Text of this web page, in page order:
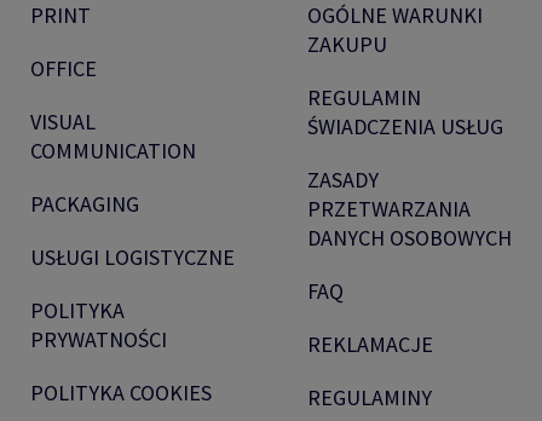
PRINT
OFFICE
VISUAL
COMMUNICATION
PACKAGING
USŁUGI LOGISTYCZNE
POLITYKA
PRYWATNOŚCI
POLITYKA COOKIES
OGÓLNE WARUNKI
ZAKUPU
REGULAMIN
ŚWIADCZENIA USŁUG
ZASADY
PRZETWARZANIA
DANYCH OSOBOWYCH
FAQ
REKLAMACJE
REGULAMINY